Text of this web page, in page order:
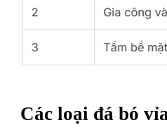
Các loại đá bó